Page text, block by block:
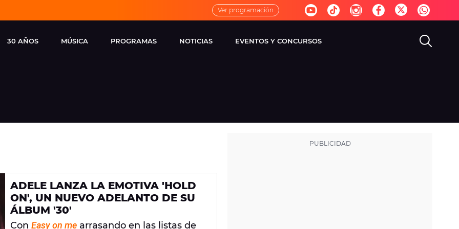
Ver programación
30 AÑOS
ENTREVISTAS
REMEMBER EUROPA
MÚSICA PROGRAMAS
VIRALES
NOTICIAS EVENTOS Y CONCURSOS
ADELE LANZA LA EMOTIVA 'HOLD
ON', UN NUEVO ADELANTO DE SU
ÁLBUM '30'
Con Easy on me arrasando en las listas de